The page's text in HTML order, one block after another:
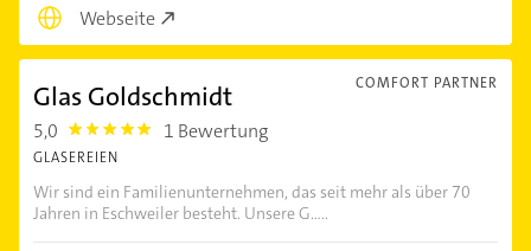
Webseite
COMFORT PARTNER
Glas Goldschmidt
5,0 5.0 1 Bewertung
GLASEREIEN
Wir sind ein Familienunternehmen, das seit mehr als über 70
Jahren in Eschweiler besteht. Unsere G.....